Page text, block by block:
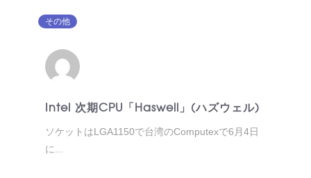
その他
Intel 次期CPU「Haswell」(ハズウェル)
ソケットはLGA1150で台湾のComputexで6月4日
に...